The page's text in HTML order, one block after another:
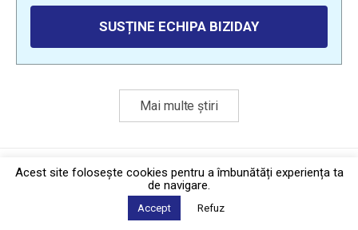
SUSȚINE ECHIPA BIZIDAY
Mai multe știri
Politica de confidențialitate·Contact
2026 © Biziday
Acest site foloseşte cookies pentru a îmbunătăți experiența ta
de navigare.
Accept Refuz